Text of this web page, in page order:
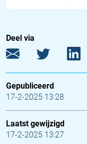
Deel via
Gepubliceerd
17-2-2025 13:28
Laatst gewijzigd
17-2-2025 13:27